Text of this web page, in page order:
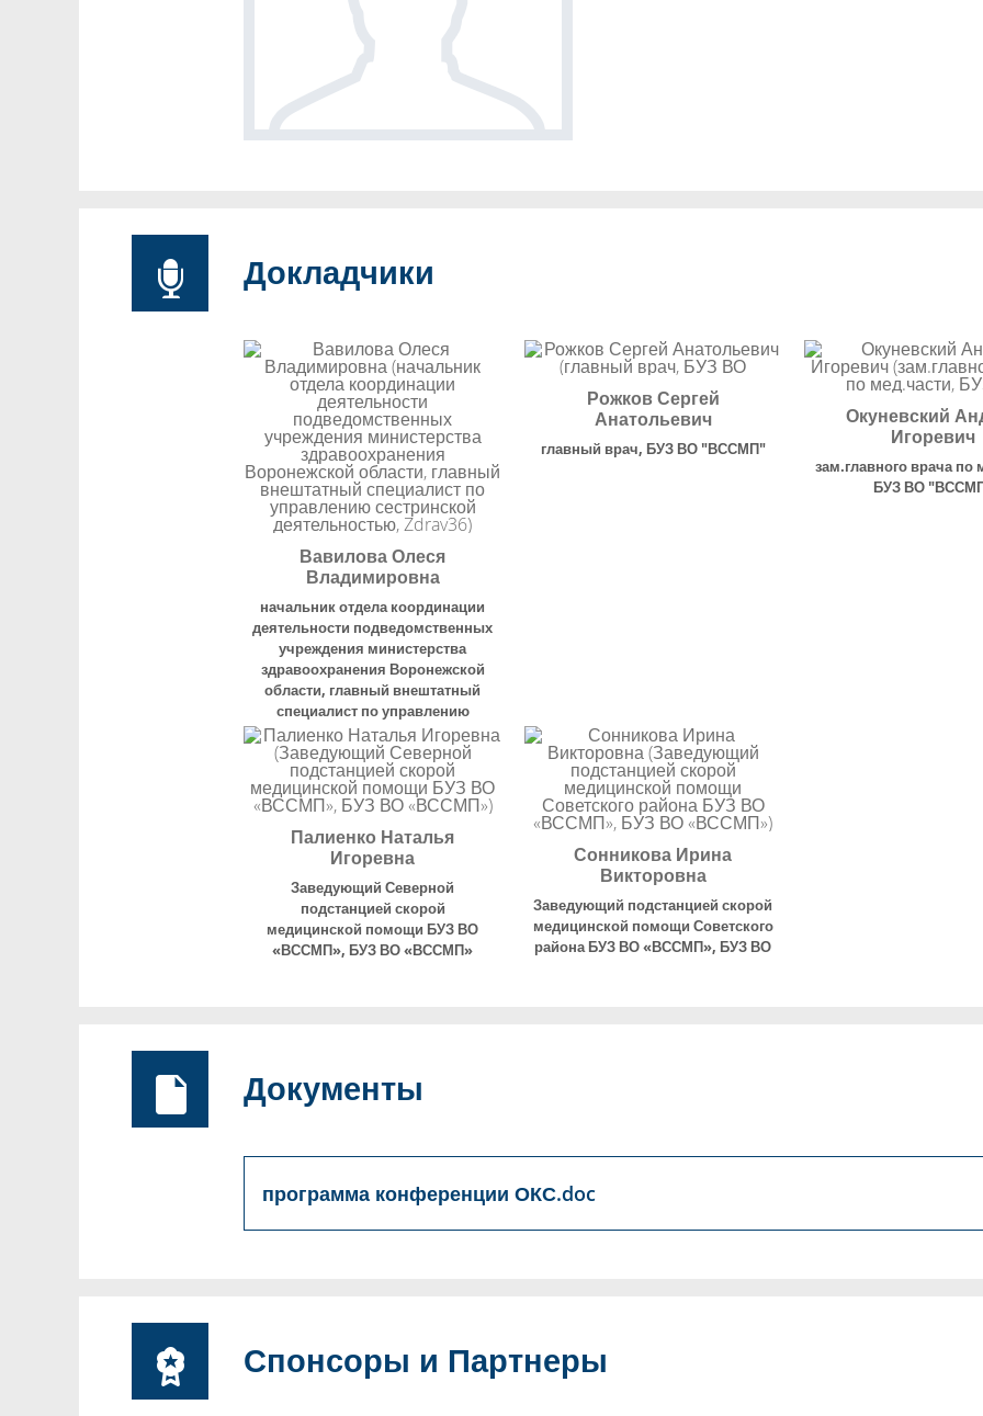
Докладчики
Вавилова Олеся
Владимировна
начальник отдела координации
деятельности подведомственных
учреждения министерства
здравоохранения Воронежской
области, главный внештатный
специалист по управлению
сестринской деятельностью,
Zdrav36
Рожков Сергей
Анатольевич
главный врач, БУЗ ВО "ВССМП"
Окуневский
Игоревич
зам.главного врача по
БУЗ ВО
Палиенко Наталья
Игоревна
Заведующий Северной
подстанцией скорой
медицинской помощи БУЗ ВО
«ВССМП», БУЗ ВО «ВССМП»
Сонникова Ирина
Викторовна
Заведующий подстанцией скорой
медицинской помощи Советского
района БУЗ ВО «ВССМП», БУЗ ВО
Документы
программа конференции ОКС.doc
Спонсоры и Партнеры